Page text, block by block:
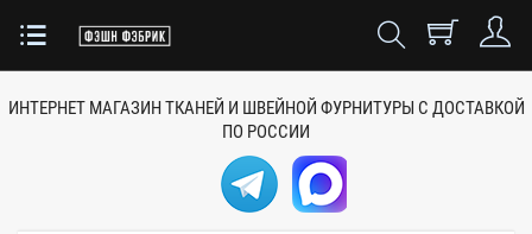
ИНТЕРНЕТ МАГАЗИН ТКАНЕЙ И ШВЕЙНОЙ ФУРНИТУРЫ С ДОСТАВКОЙ
ПО РОССИИ